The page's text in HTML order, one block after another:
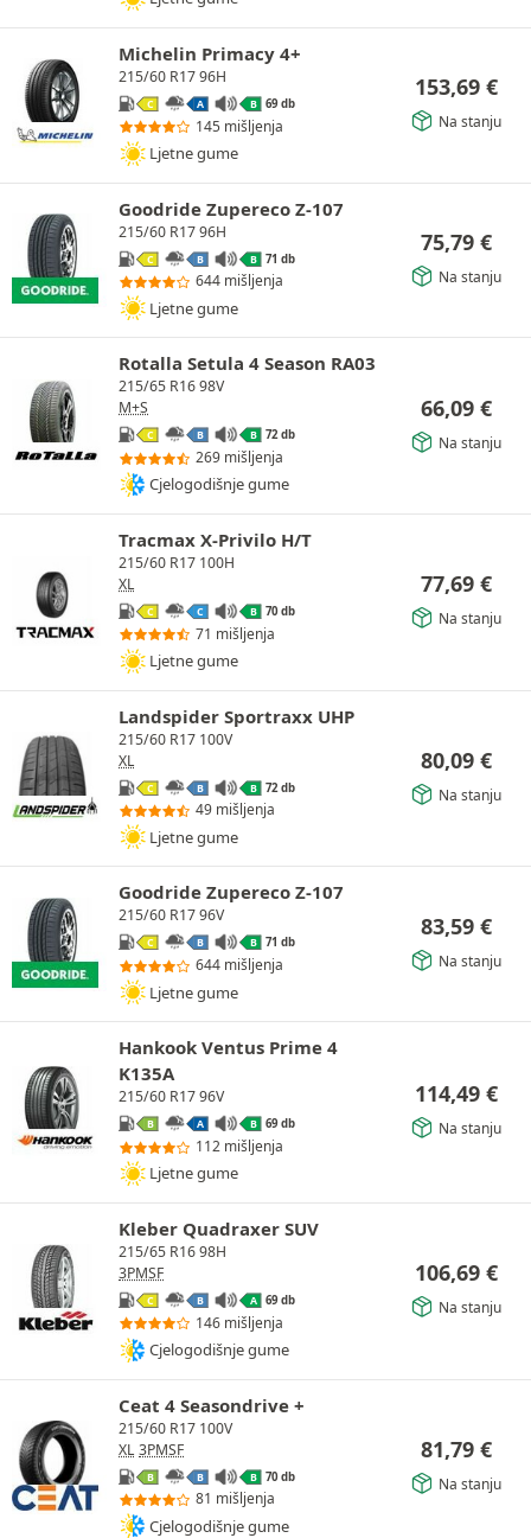
Michelin Primacy 4+
215/60 R17 96H
C A B 69 db
145 mišljenja
Ljetne gume
153,69 €
Na stanju
Goodride Zupereco Z-107
215/60 R17 96H
C B B 71 db
644 mišljenja
Ljetne gume
75,79 €
Na stanju
Rotalla Setula 4 Season RA03
215/65 R16 98V
M+S
C B B 72 db
269 mišljenja
Cjelogodišnje gume
66,09 €
Na stanju
Tracmax X-Privilo H/T
215/60 R17 100H
XL
C C B 70 db
71 mišljenja
Ljetne gume
77,69 €
Na stanju
Landspider Sportraxx UHP
215/60 R17 100V
XL
C B B 72 db
49 mišljenja
Ljetne gume
80,09 €
Na stanju
Goodride Zupereco Z-107
215/60 R17 96V
C B B 71 db
644 mišljenja
Ljetne gume
83,59 €
Na stanju
Hankook Ventus Prime 4
K135A
215/60 R17 96V
B A B 69 db
112 mišljenja
Ljetne gume
114,49 €
Na stanju
Kleber Quadraxer SUV
215/65 R16 98H
3PMSF
C B A 69 db
146 mišljenja
Cjelogodišnje gume
106,69 €
Na stanju
Ceat 4 Seasondrive +
215/60 R17 100V
XL 3PMSF
B B B 70 db
81 mišljenja
Cjelogodišnje gume
81,79 €
Na stanju